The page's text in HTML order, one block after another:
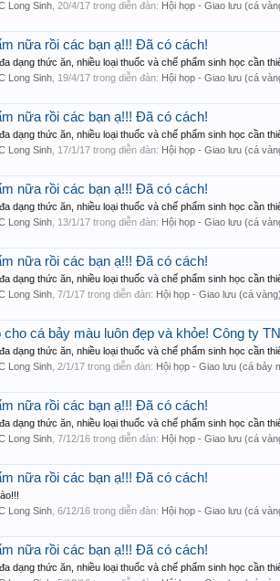
Long Sinh ,20/4/17 trong diễn đàn: Hội họp - Giao lưu (cá
nữa rồi các bạn ạ!!! Đã có cách!
dạng thức ăn, nhiều loại thuốc và chế phẩm sinh học cần
Long Sinh 19/4/17 trong diễn đàn: Hội họp - Giao lưu (cá
nữa rồi các bạn ạ!!! Đã có cách!
dạng thức ăn, nhiều loại thuốc và chế phẩm sinh học cần
Long Sinh 17/1/17 trong diễn đàn: Hội họp - Giao lưu (cá
nữa rồi các bạn ạ!!! Đã có cách!
dạng thức ăn, nhiều loại thuốc và chế phẩm sinh học cần
Long Sinh 13/1/17 trong diễn đàn: Hội họp - Giao lưu (cá
nữa rồi các bạn ạ!!! Đã có cách!
dạng thức ăn, nhiều loại thuốc và chế phẩm sinh học cần
Long Sinh ,7/1/17 trong diễn đàn: Hội họp - Giao lưu (cá vàng)
cá bảy màu luôn đẹp và khỏe! Công ty
dạng thức ăn, nhiều loại thuốc và chế phẩm sinh học cần
Long Sinh ,2/1/17 trong diễn đàn: Hội họp - Giao lưu (cá bảy
nữa rồi các bạn ạ!!! Đã có cách!
dạng thức ăn, nhiều loại thuốc và chế phẩm sinh học cần
Long Sinh ,7/12/16 trong diễn đàn: Hội họp - Giao lưu (cá
nữa rồi các bạn ạ!!! Đã có cách!
Long Sinh ,6/12/16 trong diễn đàn: Hội họp - Giao lưu (cá
nữa rồi các bạn ạ!!! Đã có cách!
dạng thức ăn, nhiều loại thuốc và chế phẩm sinh học cần